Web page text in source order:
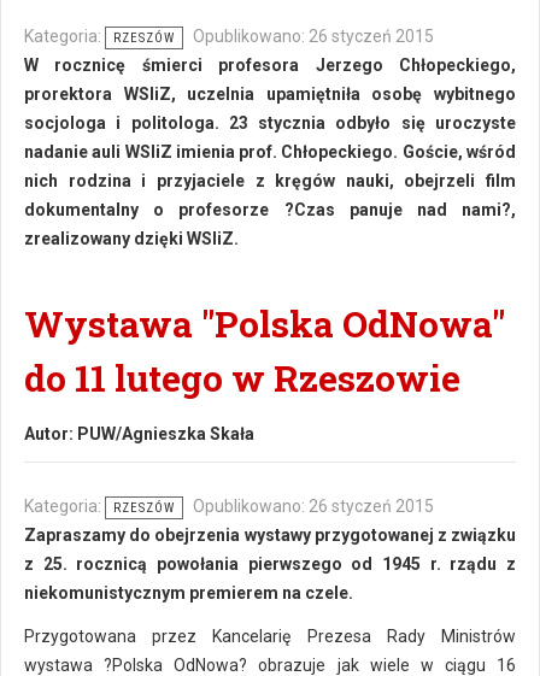
Kategoria: RZESZÓW
Opublikowano: 26 styczeń 2015
W rocznicę śmierci profesora Jerzego Chłopeckiego,
prorektora WSIiZ, uczelnia upamiętniła osobę wybitnego
socjologa i politologa. 23 stycznia odbyło się uroczyste
nadanie auli WSIiZ imienia prof. Chłopeckiego. Goście, wśród
nich rodzina i przyjaciele z kręgów nauki, obejrzeli film
dokumentalny o profesorze ?Czas panuje nad nami?,
zrealizowany dzięki WSIiZ.
Wystawa "Polska OdNowa"
do 11 lutego w Rzeszowie
Autor: PUW/Agnieszka Skała
Kategoria: RZESZÓW
Opublikowano: 26 styczeń 2015
Zapraszamy do obejrzenia wystawy przygotowanej z związku
z 25. rocznicą powołania pierwszego od 1945 r. rządu z
niekomunistycznym premierem na czele.
Przygotowana przez Kancelarię Prezesa Rady Ministrów
wystawa ?Polska OdNowa? obrazuje jak wiele w ciągu 16